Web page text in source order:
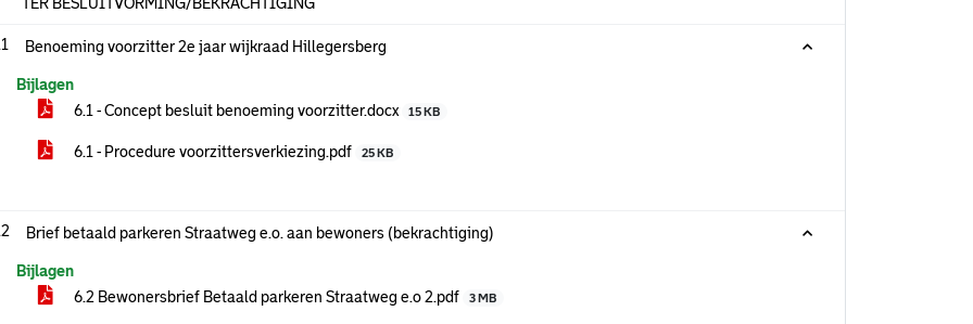
Benoeming voorzitter 2e jaar wijkraad Hillegersberg
Bijlagen
6.1 - Concept besluit benoeming voorzitter.docx
15 KB
6.1 - Procedure voorzittersverkiezing.pdf 25 KB
Brief betaald parkeren Straatweg e.o. aan bewoners (bekrachtiging)
Bijlagen
6.2 Bewonersbrief Betaald parkeren Straatweg e.o 2.pdf
3 MB